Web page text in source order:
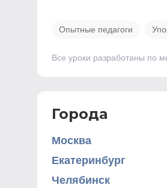
Опытные педагоги
Все уроки разработаны по
Города
Москва
Екатеринбург
Челябинск